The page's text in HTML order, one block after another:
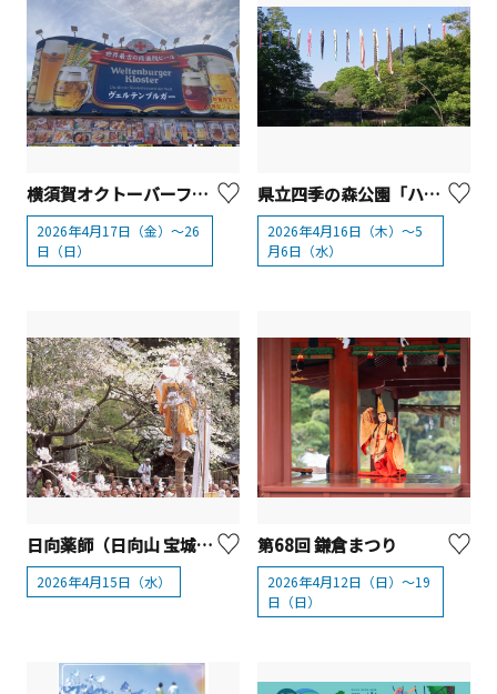
横須賀オクトーバーフェスト2026
2026年4月17日（金）～26
日（日）
県立四季の森公園「ハス池上空に泳ぐ鯉のぼり」【横浜市】
2026年4月16日（木）～5
月6日（水）
日向薬師（日向山 宝城坊）例大祭【伊勢原市】
2026年4月15日（水）
第68回 鎌倉まつり
2026年4月12日（日）～19
日（日）